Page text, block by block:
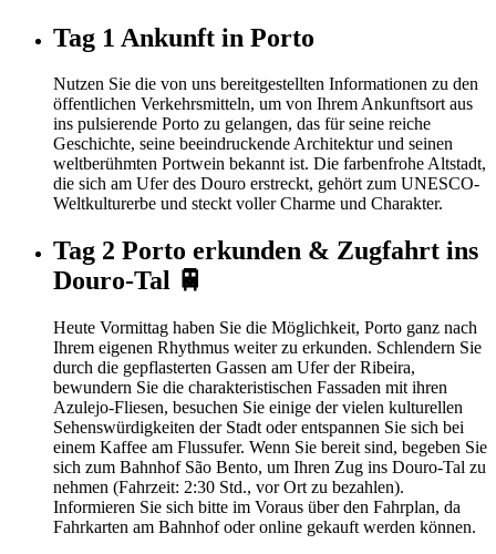
Tag 1 Ankunft in Porto
Nutzen Sie die von uns bereitgestellten Informationen zu den
öffentlichen Verkehrsmitteln, um von Ihrem Ankunftsort aus
ins pulsierende Porto zu gelangen, das für seine reiche
Geschichte, seine beeindruckende Architektur und seinen
weltberühmten Portwein bekannt ist. Die farbenfrohe Altstadt,
die sich am Ufer des Douro erstreckt, gehört zum UNESCO-
Weltkulturerbe und steckt voller Charme und Charakter.
Tag 2 Porto erkunden & Zugfahrt ins
Douro-Tal 🚆
Heute Vormittag haben Sie die Möglichkeit, Porto ganz nach
Ihrem eigenen Rhythmus weiter zu erkunden. Schlendern Sie
durch die gepflasterten Gassen am Ufer der Ribeira,
bewundern Sie die charakteristischen Fassaden mit ihren
Azulejo-Fliesen, besuchen Sie einige der vielen kulturellen
Sehenswürdigkeiten der Stadt oder entspannen Sie sich bei
einem Kaffee am Flussufer. Wenn Sie bereit sind, begeben Sie
sich zum Bahnhof São Bento, um Ihren Zug ins Douro-Tal zu
nehmen (Fahrzeit: 2:30 Std., vor Ort zu bezahlen).
Informieren Sie sich bitte im Voraus über den Fahrplan, da
Fahrkarten am Bahnhof oder online gekauft werden können.